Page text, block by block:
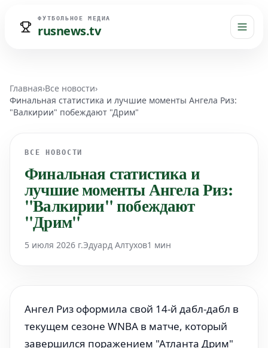
ФУТБОЛЬНОЕ МЕДИА
rusnews.tv
Главная›Все новости›
Финальная статистика и лучшие моменты Ангела Риз:
"Валкирии" побеждают "Дрим"
ВСЕ НОВОСТИ
Финальная статистика и
лучшие моменты Ангела Риз:
"Валкирии" побеждают
"Дрим"
5 июля 2026 г.Эдуард Алтухов1 мин
Ангел Риз оформила свой 14-й дабл-дабл в
текущем сезоне WNBA в матче, который
завершился поражением "Атланта Дрим"